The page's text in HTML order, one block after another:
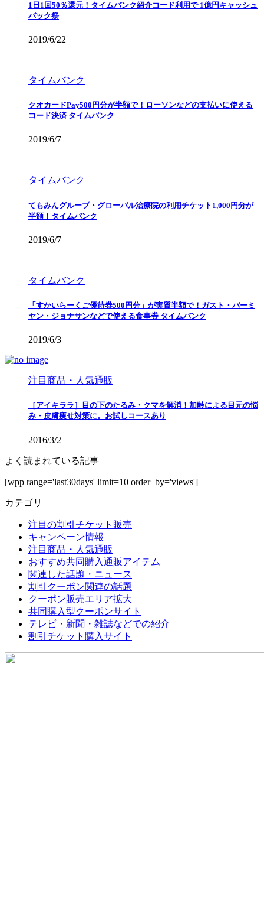
1日1回50％還元！タイムバンク紹介コード利用で 1億円キャッシュ
バック祭
2019/6/22
タイムバンク
クオカードPay500円分が半額で！ローソンなどの支払いに使える
コード決済 タイムバンク
2019/6/7
タイムバンク
てもみんグループ・グローバル治療院の利用チケット1,000円分が
半額！タイムバンク
2019/6/7
タイムバンク
「すかいらーくご優待券500円分」が実質半額で！ガスト・バーミ
ヤン・ジョナサンなどで使える食事券 タイムバンク
2019/6/3
注目商品・人気通販
［アイキララ］目の下のたるみ・クマを解消！加齢による目元の悩
み・皮膚痩せ対策に。お試しコースあり
2016/3/2
よく読まれている記事
[wpp range='last30days' limit=10 order_by='views']
カテゴリ
注目の割引チケット販売
キャンペーン情報
注目商品・人気通販
おすすめ共同購入通販アイテム
関連した話題・ニュース
割引クーポン関連の話題
クーポン販売エリア拡大
共同購入型クーポンサイト
テレビ・新聞・雑誌などでの紹介
割引チケット購入サイト